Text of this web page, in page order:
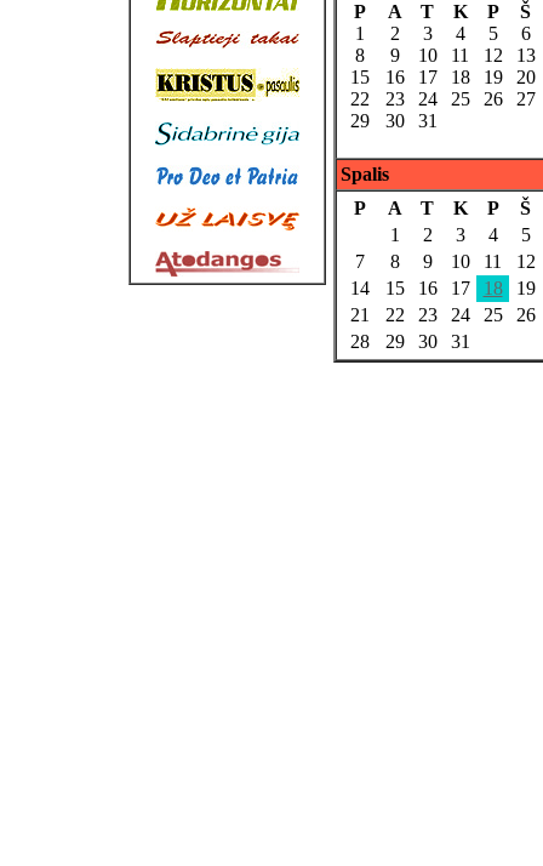
P
A T K P
Š
1
2 3 4 5
6
8
9 10 11 12
13
15
16 17 18 19
20
22
23 24 25 26
27
29
30 31
Spalis
P
A T K P
Š
1
2 3 4
5
7
8 9 10 11
12
14
15 16 17 18
19
21
22 23 24 25
26
28
29 30 31